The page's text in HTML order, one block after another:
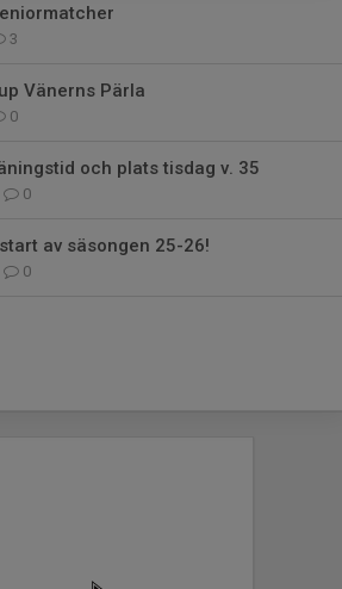
3
Vänerns Pärla
0
och plats tisdag v. 35
0
av säsongen 25-26!
0